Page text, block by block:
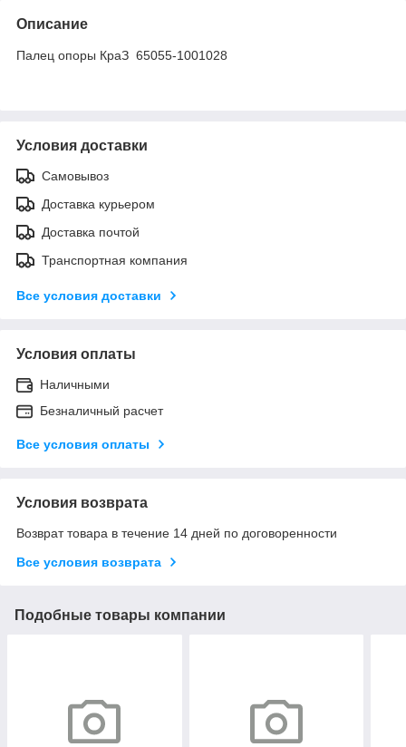
Описание
Палец опоры КраЗ 65055-1001028
Условия доставки
Самовывоз
Доставка курьером
Доставка почтой
Транспортная компания
Все условия доставки
Условия оплаты
Наличными
Безналичный расчет
Все условия оплаты
Условия возврата
Возврат товара в течение 14 дней по договоренности
Все условия возврата
Подобные товары компании